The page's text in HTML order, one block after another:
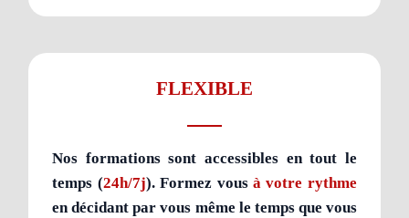
FLEXIBLE
Nos formations sont accessibles en tout le
temps (24h/7j). Formez vous à votre rythme
en décidant par vous même le temps que vous